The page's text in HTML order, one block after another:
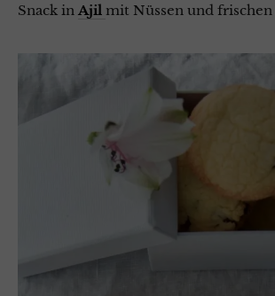
Snack in Ajil mit Nüssen und